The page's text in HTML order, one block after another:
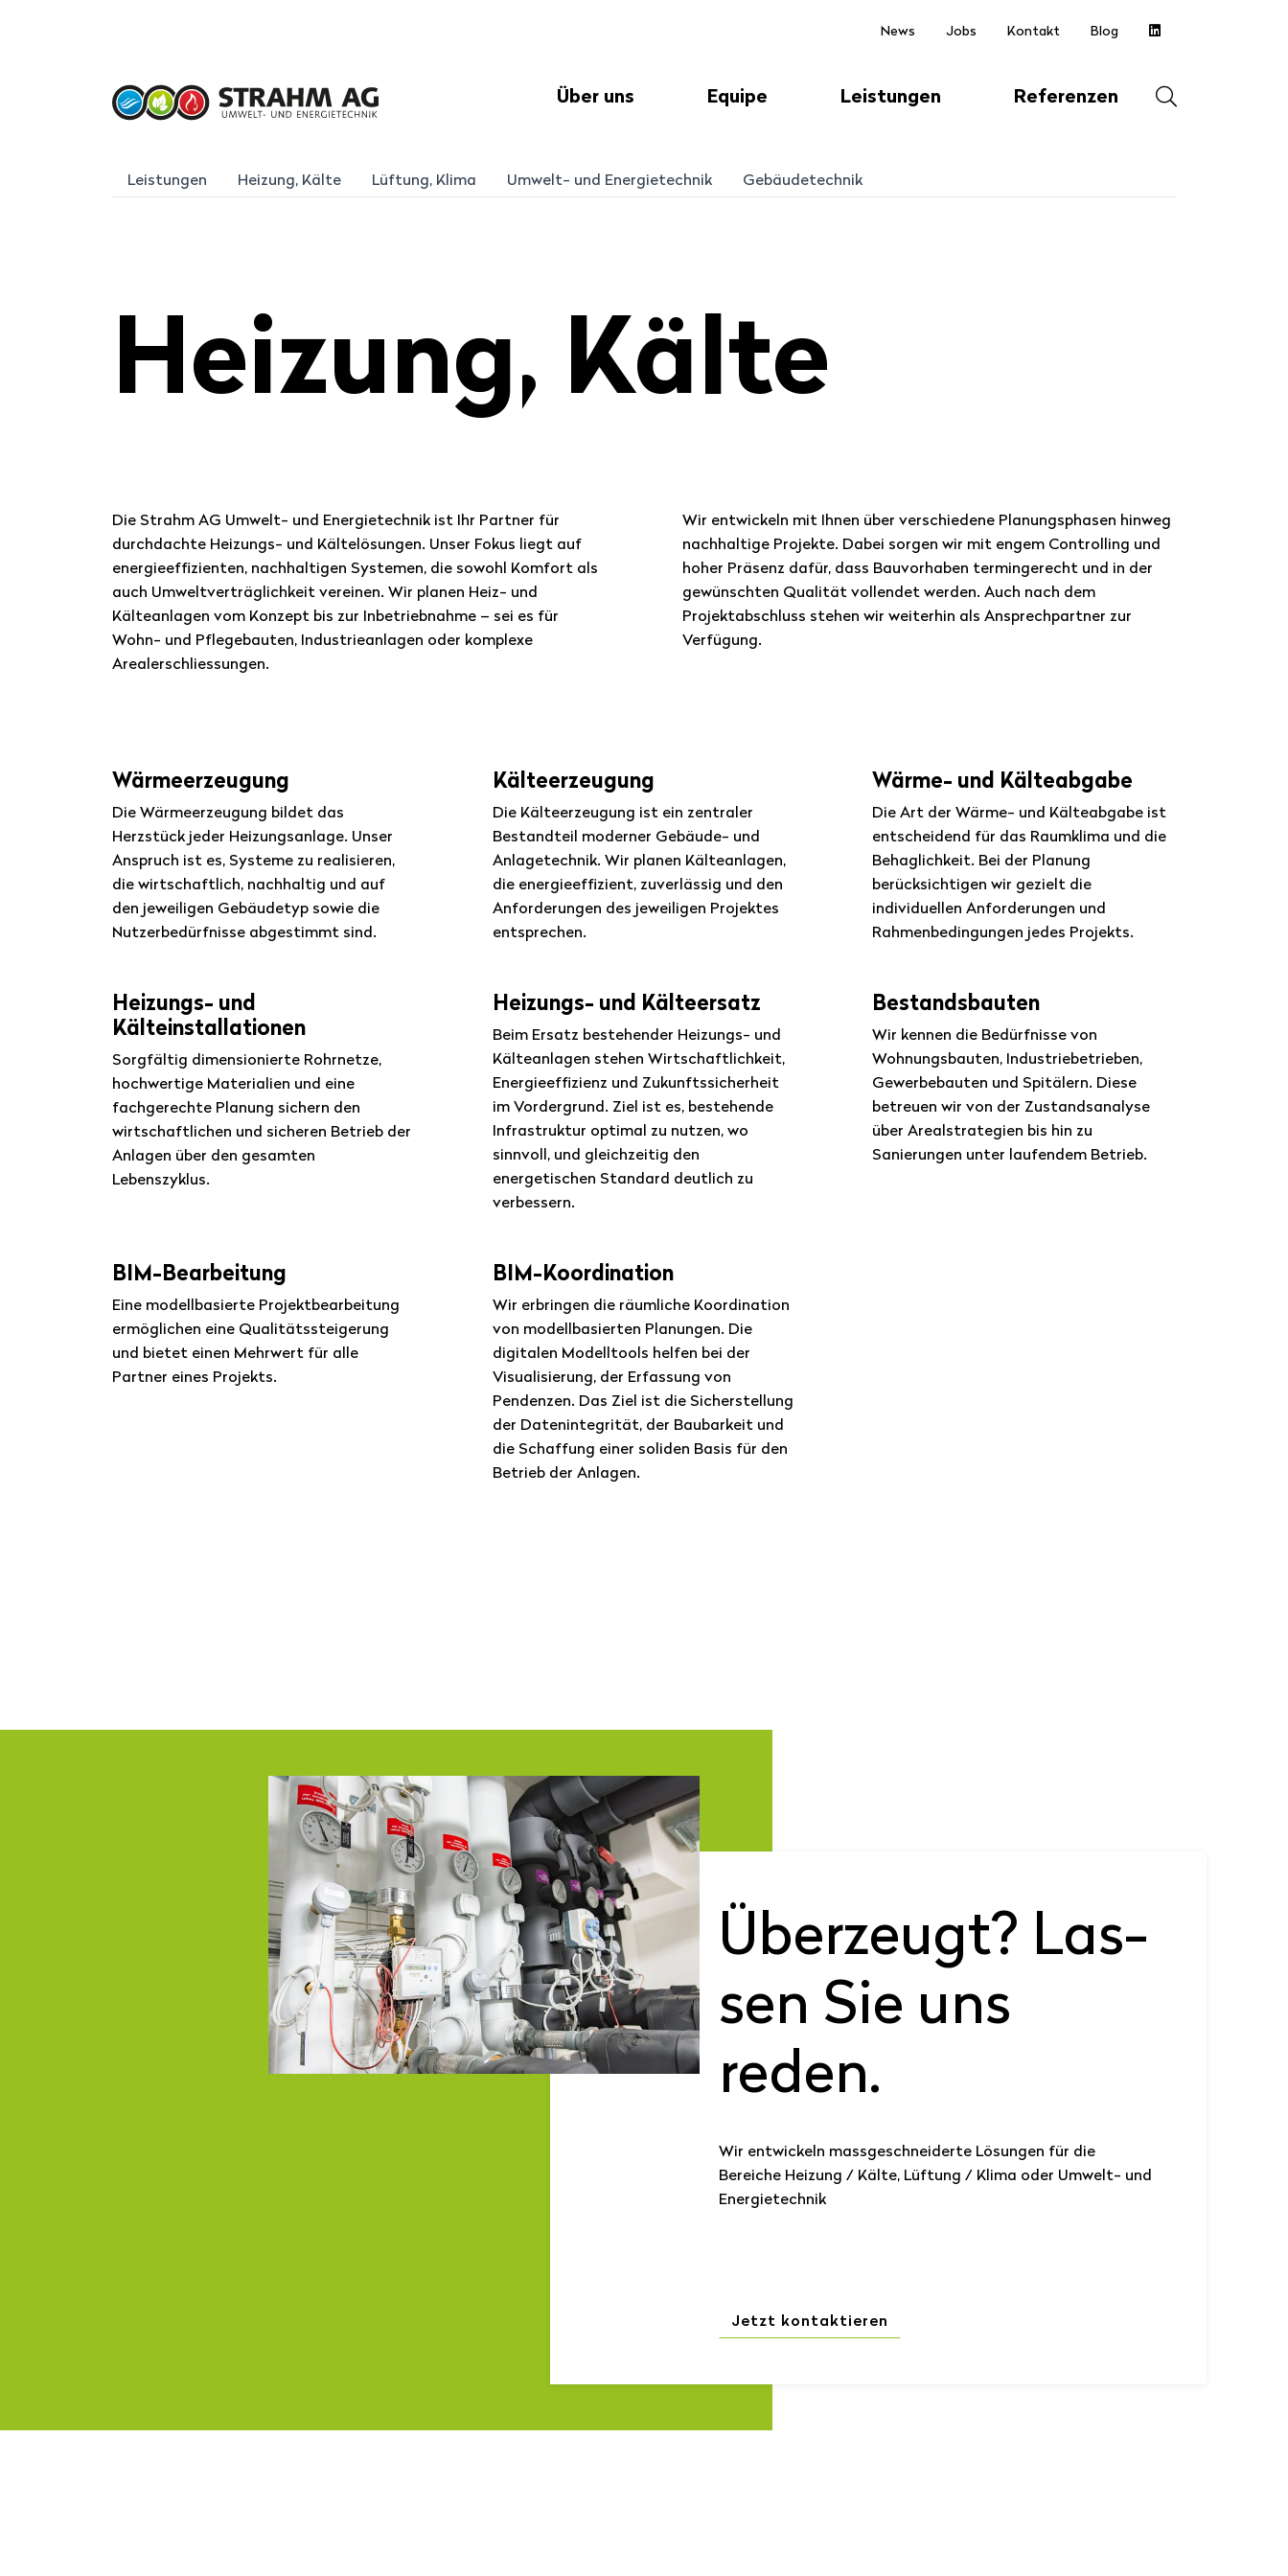
News Jobs Kontakt Blog
Suche
Über uns Equipe Leistungen Referenzen
Suchbegriff eingeben
Leistungen Heizung, Kälte Lüftung, Klima Umwelt- und Energietechnik Gebäudetechnik
Hei­zung, Kälte
Die Strahm AG Umwelt- und Energietechnik ist Ihr Partner für
durchdachte Heizungs- und Kältelösungen. Unser Fokus liegt auf
energieeffizienten, nachhaltigen Systemen, die sowohl Komfort als
auch Umweltverträglichkeit vereinen. Wir planen Heiz- und
Kälteanlagen vom Konzept bis zur Inbetriebnahme – sei es für
Wohn- und Pflegebauten, Industrieanlagen oder komplexe
Arealerschliessungen.
Wir entwickeln mit Ihnen über verschiedene Planungsphasen hinweg
nachhaltige Projekte. Dabei sorgen wir mit engem Controlling und
hoher Präsenz dafür, dass Bauvorhaben termingerecht und in der
gewünschten Qualität vollendet werden. Auch nach dem
Projektabschluss stehen wir weiterhin als Ansprechpartner zur
Verfügung.
Wärmeerzeugung
Die Wärmeerzeugung bildet das
Herzstück jeder Heizungsanlage. Unser
Anspruch ist es, Systeme zu realisieren,
die wirtschaftlich, nachhaltig und auf
den jeweiligen Gebäudetyp sowie die
Nutzerbedürfnisse abgestimmt sind.
Kälteerzeugung
Die Kälteerzeugung ist ein zentraler
Bestandteil moderner Gebäude- und
Anlagetechnik. Wir planen Kälteanlagen,
die energieeffizient, zuverlässig und den
Anforderungen des jeweiligen Projektes
entsprechen.
Wärme- und Kälteabgabe
Die Art der Wärme- und Kälteabgabe ist
entscheidend für das Raumklima und die
Behaglichkeit. Bei der Planung
berücksichtigen wir gezielt die
individuellen Anforderungen und
Rahmenbedingungen jedes Projekts.
Heizungs- und
Kälteinstallationen
Sorgfältig dimensionierte Rohrnetze,
hochwertige Materialien und eine
fachgerechte Planung sichern den
wirtschaftlichen und sicheren Betrieb der
Anlagen über den gesamten
Lebenszyklus.
Heizungs- und Kälteersatz
Beim Ersatz bestehender Heizungs- und
Kälteanlagen stehen Wirtschaftlichkeit,
Energieeffizienz und Zukunftssicherheit
im Vordergrund. Ziel ist es, bestehende
Infrastruktur optimal zu nutzen, wo
sinnvoll, und gleichzeitig den
energetischen Standard deutlich zu
verbessern.
Bestandsbauten
Wir kennen die Bedürfnisse von
Wohnungsbauten, Industriebetrieben,
Gewerbebauten und Spitälern. Diese
betreuen wir von der Zustandsanalyse
über Arealstrategien bis hin zu
Sanierungen unter laufendem Betrieb.
BIM-Bearbeitung
Eine modellbasierte Projektbearbeitung
ermöglichen eine Qualitätssteigerung
und bietet einen Mehrwert für alle
Partner eines Projekts.
BIM-Koordination
Wir erbringen die räumliche Koordination
von modellbasierten Planungen. Die
digitalen Modelltools helfen bei der
Visualisierung, der Erfassung von
Pendenzen. Das Ziel ist die Sicherstellung
der Datenintegrität, der Baubarkeit und
die Schaffung einer soliden Basis für den
Betrieb der Anlagen.
Über­zeugt? Las­
sen Sie uns
reden.
Wir entwickeln massgeschneiderte Lösungen für die
Bereiche Heizung / Kälte, Lüftung / Klima oder Umwelt- und
Energietechnik
Jetzt kontaktieren